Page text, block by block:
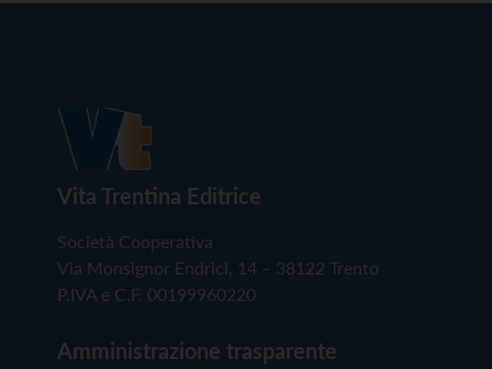
Vita Trentina Editrice
Società Cooperativa
Via Monsignor Endrici, 14 – 38122 Trento
P.IVA e C.F. 00199960220
Amministrazione trasparente